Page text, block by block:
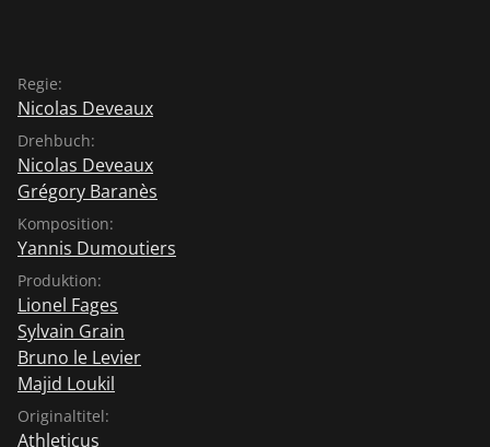
Regie:
Nicolas Deveaux
Drehbuch:
Nicolas Deveaux
Grégory Baranès
Komposition:
Yannis Dumoutiers
Produktion:
Lionel Fages
Sylvain Grain
Bruno le Levier
Majid Loukil
Originaltitel:
Athleticus